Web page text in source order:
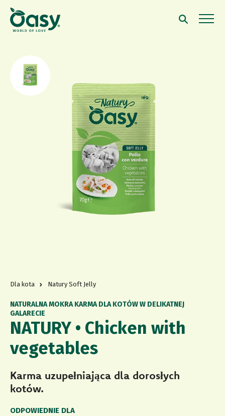
Dla kota Natury Soft Jelly
NATURY • Chicken with
vegetables
NATURALNA MOKRA KARMA DLA KOTÓW W DELIKATNEJ
GALARECIE
Karma uzupełniająca dla dorosłych
kotów.
ODPOWIEDNIE DLA